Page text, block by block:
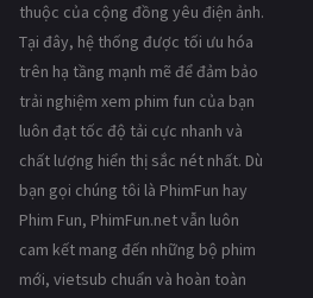
thuộc của cộng đồng yêu điện ảnh.
Tại đây, hệ thống được tối ưu hóa
trên hạ tầng mạnh mẽ để đảm bảo
trải nghiệm xem phim fun của bạn
luôn đạt tốc độ tải cực nhanh và
chất lượng hiển thị sắc nét nhất. Dù
bạn gọi chúng tôi là PhimFun hay
Phim Fun, PhimFun.net vẫn luôn
cam kết mang đến những bộ phim
mới, vietsub chuẩn và hoàn toàn